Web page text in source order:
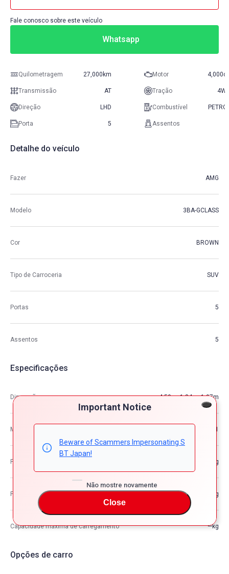
Important Notice
Beware of Scammers Impersonating S
BT Japan!
Não mostre novamente
Close
Fale conosco sobre este veículo
Whatsapp
Quilometragem 27,000km Motor
Transmissão AT Tração
Direção LHD Combustível
Porta 5 Assentos
Detalhe do veículo
Fazer AMG
Modelo 3BA-GCLASS
Cor BROWN
Tipo de Carroceria SUV
Portas 5
Assentos 5
Especificações
Dimensão 4.50m×1.84m×1.97m
M3 16.31
Peso do veículo —kg
Peso Bruto do Veículo —kg
Capacidade máxima de carregamento —kg
Opções de carro